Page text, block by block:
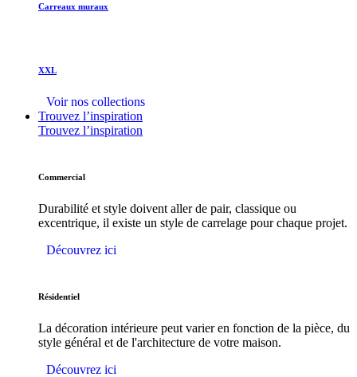
Carreaux muraux
XXL
Voir nos collections
Trouvez l’inspiration
Trouvez l’inspiration
Commercial
Durabilité et style doivent aller de pair, classique ou
excentrique, il existe un style de carrelage pour chaque projet.
Découvrez ici
Résidentiel
La décoration intérieure peut varier en fonction de la pièce, du
style général et de l'architecture de votre maison.
Découvrez ici